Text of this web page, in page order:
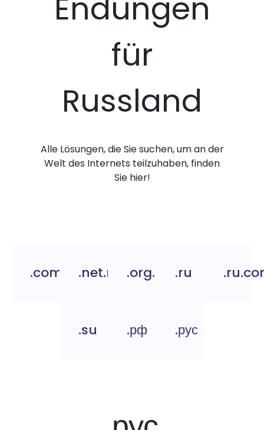
Endungen
für
Russland
Alle Lösungen, die Sie suchen, um an der
Welt des Internets teilzuhaben, finden
Sie hier!
.com.ru.net.ru .org.ru .ru
.su .рф .рус